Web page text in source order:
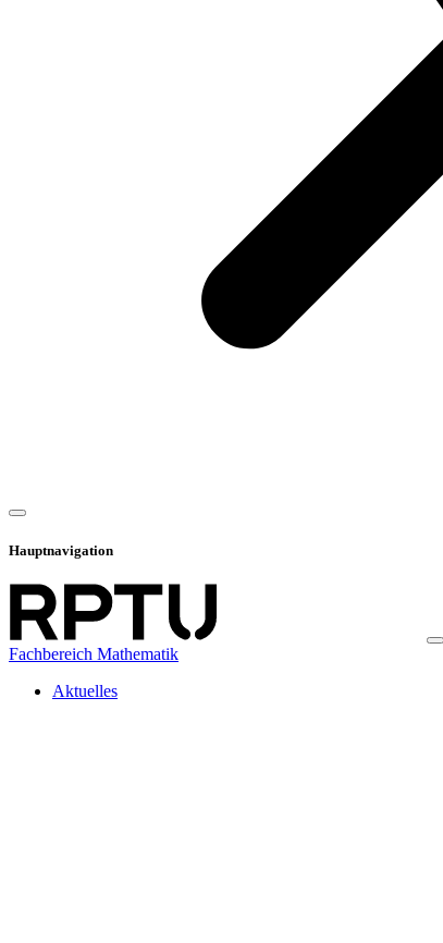
Hauptnavigation
Fachbereich Mathematik
Aktuelles